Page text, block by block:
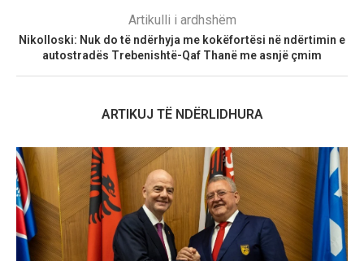
Artikulli i ardhshëm
Nikolloski: Nuk do të ndërhyja me kokëfortësi në ndërtimin e
autostradës Trebenishtë-Qaf Thanë me asnjë çmim
ARTIKUJ TË NDËRLIDHURA